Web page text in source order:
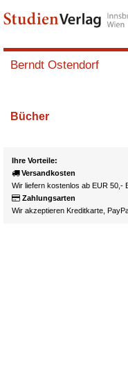
Berndt Ostendorf
Bücher
Ihre Vorteile:
Versandkosten
Wir liefern kostenlos ab EUR 50,-
Zahlungsarten
Wir akzeptieren Kreditkarte,